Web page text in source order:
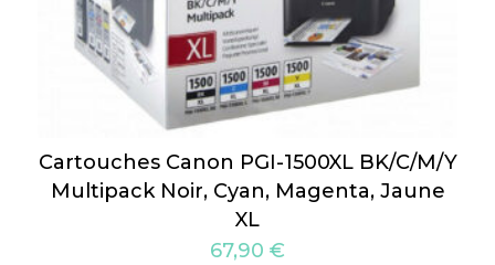
Cartouches Canon PGI-1500XL BK/C/M/Y
Multipack Noir, Cyan, Magenta, Jaune
XL
67,90 €